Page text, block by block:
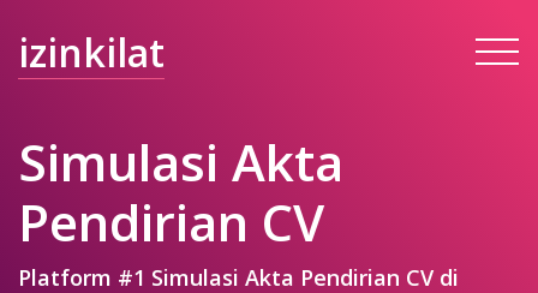
izinkilat
Simulasi Akta
Pendirian CV
Platform #1 Simulasi Akta Pendirian CV di